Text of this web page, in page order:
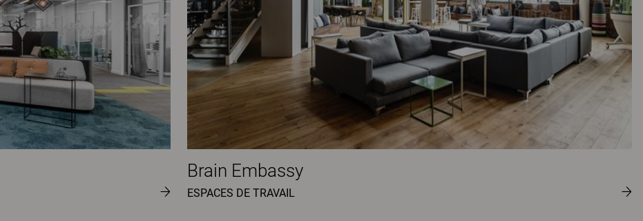
Brain Embassy
ESPACES DE TRAVAIL